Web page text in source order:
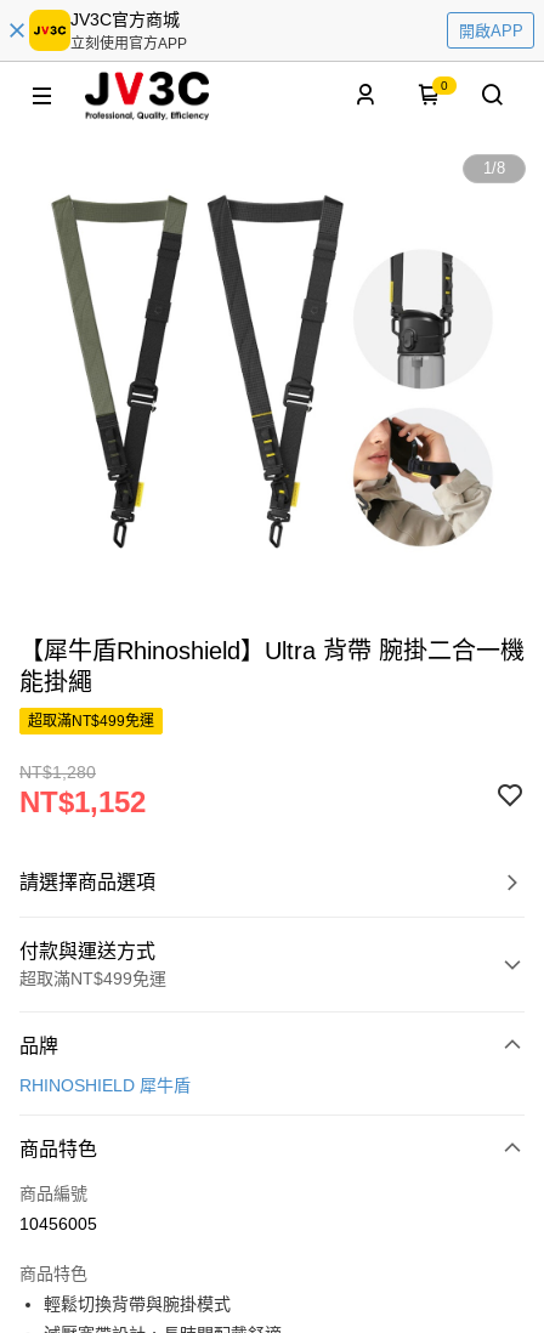
JV3C官方商城
立刻使用官方APP
開啟APP
0
1/8
【犀牛盾Rhinoshield】Ultra 背帶 腕掛二合一機
能掛繩
超取滿NT$499免運
NT$1,280
NT$1,152
請選擇商品選項
付款與運送方式
超取滿NT$499免運
信用卡一次付款
LINE Pay
Apple Pay
AFTEE先享後付
相關說明
品牌
RHINOSHIELD 犀牛盾
商品特色
商品編號
10456005
商品特色
輕鬆切換背帶與腕掛模式